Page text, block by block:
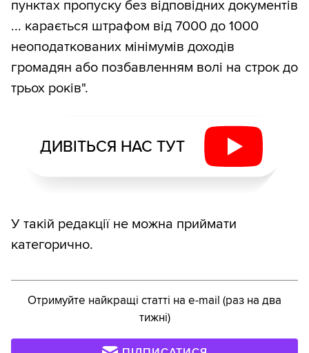
пунктах пропуску без відповідних документів
... карається штрафом від 7000 до 1000
неоподаткованих мінімумів доходів
громадян або позбавленням волі на строк до
трьох років".
ДИВІТЬСЯ НАС ТУТ
У такій редакції не можна приймати
категорично.
Отримуйте найкращі статті на e-mail (раз на два
тижні)